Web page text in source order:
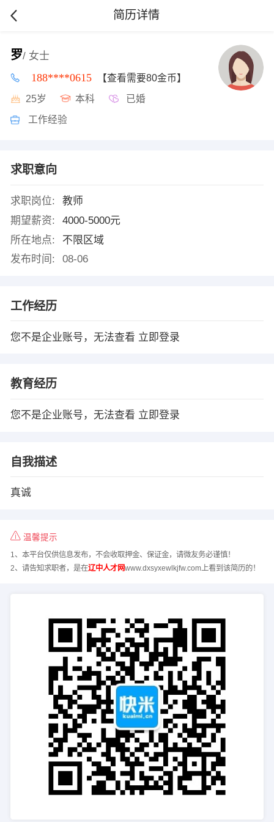
简历详情
罗/ 女士
188****0615 【查看需要80金币】
25岁 本科 已婚
工作经验
求职意向
求职岗位:
教师
期望薪资:
4000-5000元
所在地点:
不限区域
发布时间:
08-06
工作经历
您不是企业账号，无法查看 立即登录
教育经历
您不是企业账号，无法查看 立即登录
自我描述
真诚
温馨提示
1、本平台仅供信息发布，不会收取押金、保证金，请微友务必谨慎！
2、请告知求职者，是在辽中人才网www.dxsyxewlkjfw.com上看到该简历的！